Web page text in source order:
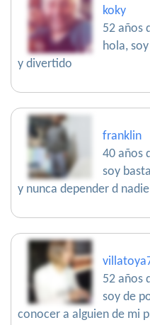
koky
52 años
hola,
y divertido
franklin
40 años
soy
y nunca depender d nadie
52 años
soy de
conocer a alguien de mi